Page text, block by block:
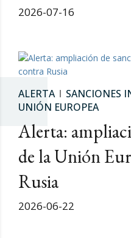
2026-07-16
ALERTA
SANCIONES
UNIÓN EUROPEA
Alerta:
de la Unión
Rusia
2026-06-22